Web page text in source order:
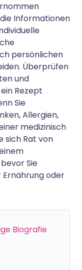
Informationen
persönlichen
Überprüfen
und
Rezept
Sie
Allergien,
medizinisch
sich Rat von
Sie
oder
Biografie